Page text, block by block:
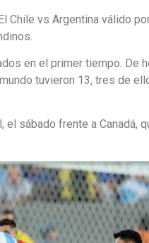
Chile vs Argentina válido
en el primer tiempo. De
tuvieron 13, tres de
sábado frente a Canadá,